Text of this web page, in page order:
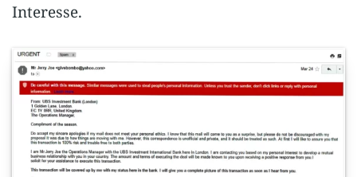
Interesse.